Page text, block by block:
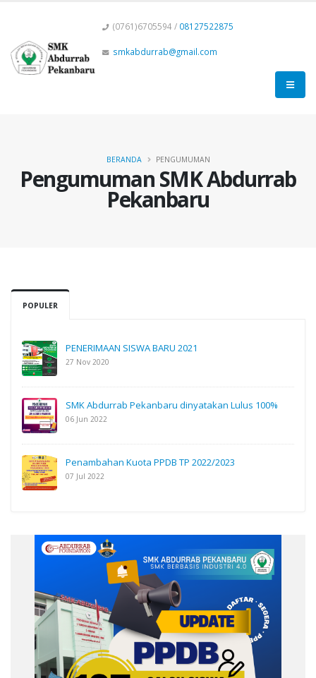
(0761)6705594 / 08127522875
smkabdurrab@gmail.com
Pengumuman SMK Abdurrab
Pekanbaru
BERANDA PENGUMUMAN
POPULER
PENERIMAAN SISWA BARU 2021
27 Nov 2020
SMK Abdurrab Pekanbaru dinyatakan Lulus 100%
06 Jun 2022
Penambahan Kuota PPDB TP 2022/2023
07 Jul 2022